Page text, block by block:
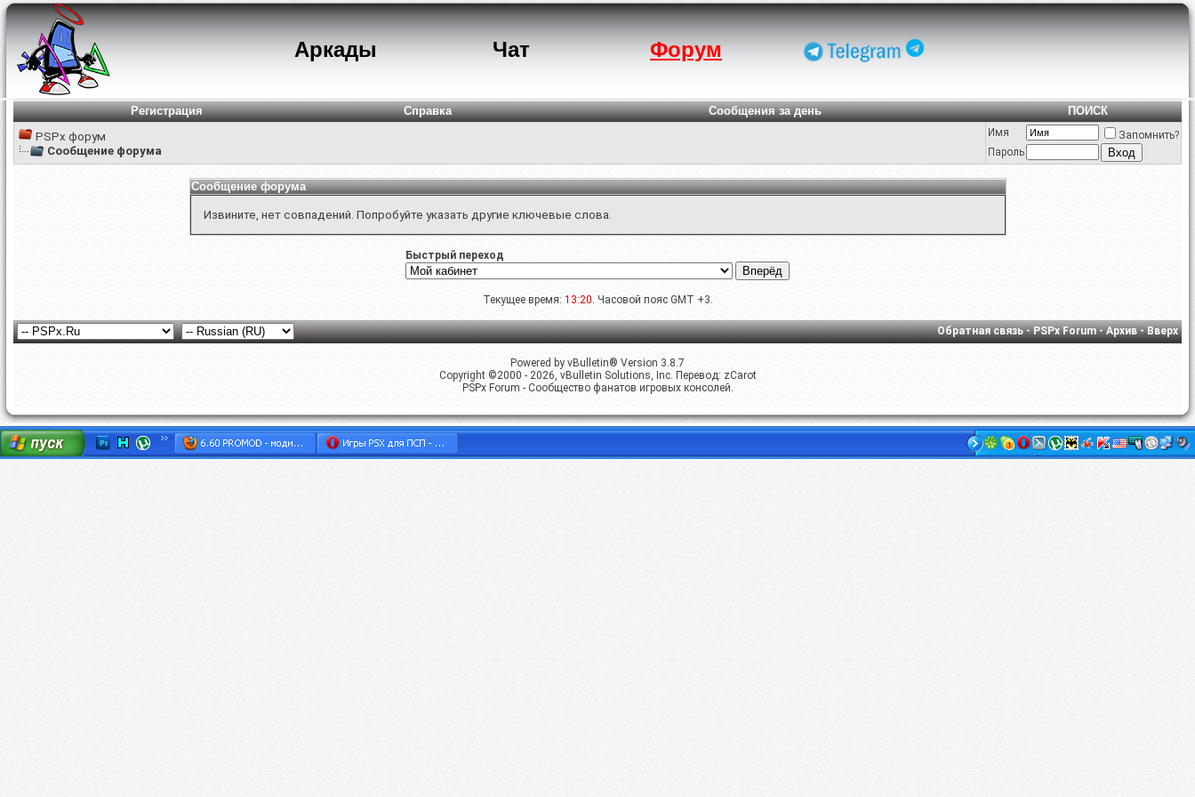
Аркады Чат Форум
Регистрация Справка Сообщения за день
ПОИСК
PSPx форум
Сообщение форума
Имя
Запомнить?
Пароль
Сообщение форума
Извините, нет совпадений. Попробуйте указать другие ключевые слова.
Быстрый переход
Текущее время: 13:20. Часовой пояс GMT +3.
Обратная связь-PSPx Forum-Архив-Вверх
Powered by vBulletin® Version 3.8.7
Copyright ©2000 - 2026, vBulletin Solutions, Inc. Перевод: zCarot
PSPx Forum - Сообщество фанатов игровых консолей.